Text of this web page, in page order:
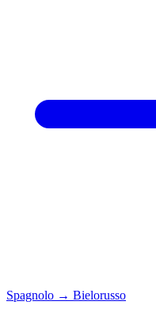
Spagnolo → Bielorusso